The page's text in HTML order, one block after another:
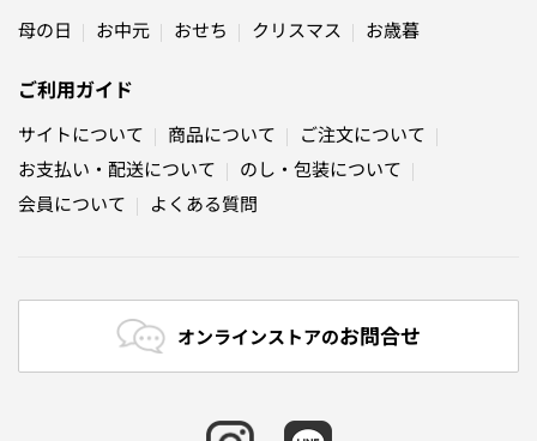
母の日 お中元 おせち クリスマス お歳暮
ご利用ガイド
サイトについて 商品について
ご注文について
お支払い・配送について
のし・包装について
会員について
よくある質問
オンラインストアのお問合せ